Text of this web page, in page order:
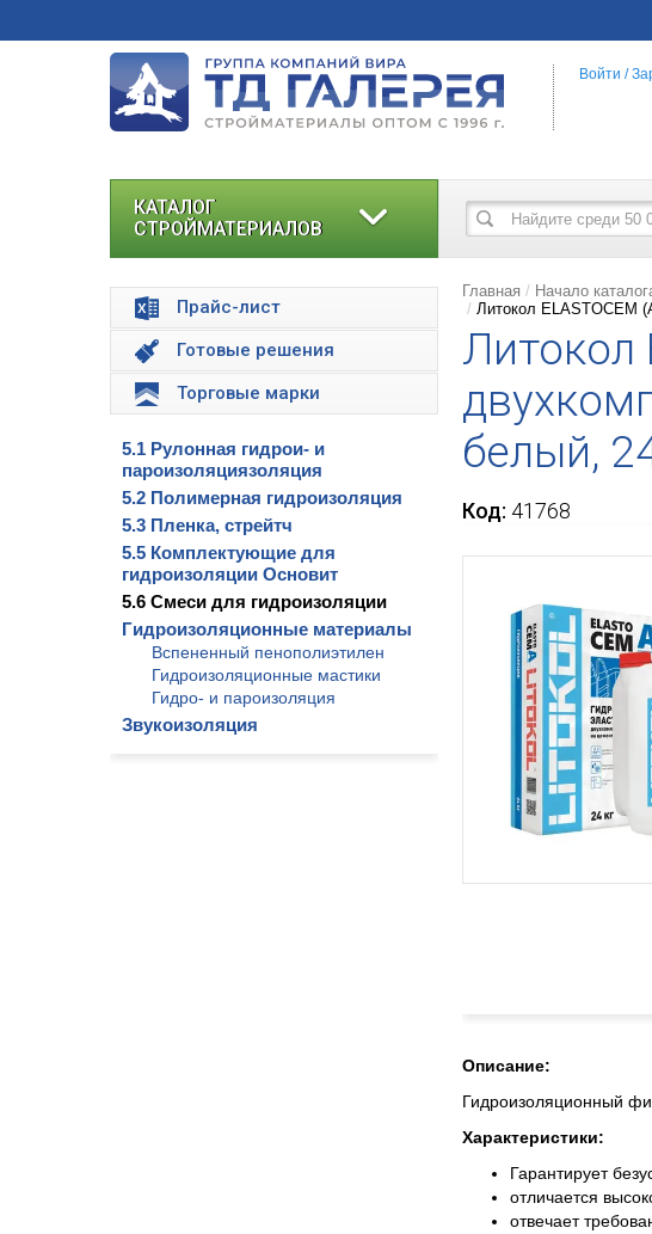
Войти /
КАТАЛОГ
СТРОЙМАТЕРИАЛОВ
Прайс-лист
Готовые решения
Торговые марки
5.1 Рулонная гидрои- и
пароизоляциязоляция
5.2 Полимерная гидроизоляция
5.3 Пленка, стрейтч
5.5 Комплектующие для
гидроизоляции Основит
5.6 Смеси для гидроизоляции
Гидроизоляционные материалы
Вспененный пенополиэтилен
Гидроизоляционные мастики
Гидро- и пароизоляция
Звукоизоляция
Главная Начало
Литокол ELASTOCEM
Литокол
белый,
Код: 41768
Описание:
Гидроизоляционный
Характеристики:
Гарантирует
отличается
отвечает